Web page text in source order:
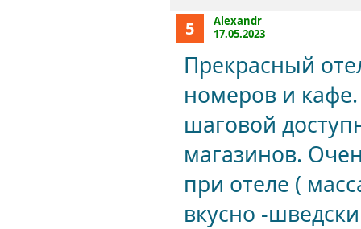
5
Alexandr
17.05.2023
Прекрасный
номеров и
шаговой
магазинов.
при отеле (
вкусно -